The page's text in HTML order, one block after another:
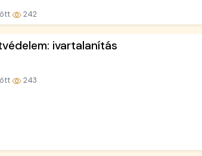
242
ivartalanítás
243